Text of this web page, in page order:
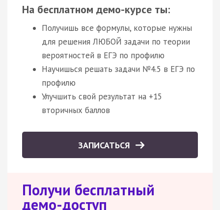
На бесплатном демо-курсе ты:
Получишь все формулы, которые нужны
для решения ЛЮБОЙ задачи по теории
вероятностей в ЕГЭ по профилю
Научишься решать задачи №4.5 в ЕГЭ по
профилю
Улучшить свой результат на +15
вторичных баллов
ЗАПИСАТЬСЯ
Получи бесплатный
демо-доступ